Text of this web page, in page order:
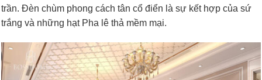
trần. Đèn chùm phong cách tân cổ điển là sự kết hợp của sứ
trắng và những hạt Pha lê thả mềm mại.